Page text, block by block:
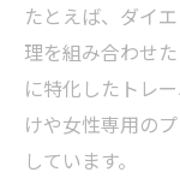
たとえば、ダイ
理を組み合わせ
に特化したトレ
けや女性専用の
しています。